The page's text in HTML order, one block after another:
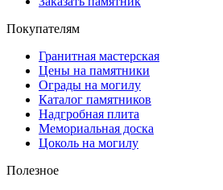
Покупателям
Гранитная мастерская
Цены на памятники
Ограды на могилу
Каталог памятников
Надгробная плита
Мемориальная доска
Цоколь на могилу
Полезное